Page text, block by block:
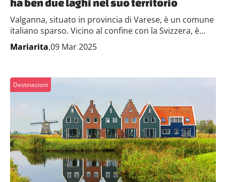
ha ben due laghi nel suo territorio
Valganna, situato in provincia di Varese, è un comune
italiano sparso. Vicino al confine con la Svizzera, è...
Mariarita,09 Mar 2025
Destinazioni